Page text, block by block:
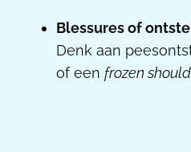
Blessures of
Denk aan
of een frozen